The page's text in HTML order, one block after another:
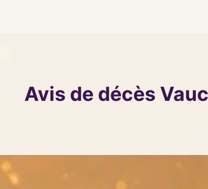
Avis de décès